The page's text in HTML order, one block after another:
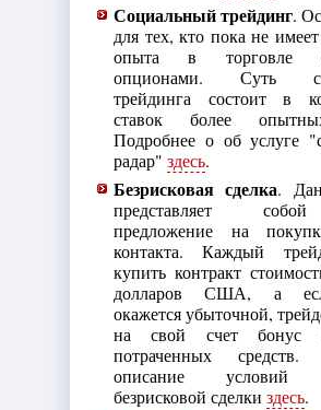
Социальный трейдинг.
для тех, кто пока не
опыта в торговле
опционами. Суть
трейдинга состоит в
ставок более
Подробнее о об услуге
радар" здесь.
Безрисковая сделка.
представляет
предложение на
контакта. Каждый
купить контракт
долларов США, а
окажется убыточной,
на свой счет бонус
потраченных средств.
описание условий
безрисковой сделки здесь.